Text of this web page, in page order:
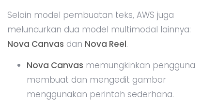
Selain model pembuatan teks, AWS juga
meluncurkan dua model multimodal lainnya:
Nova Canvas dan Nova Reel.
Nova Canvas memungkinkan pengguna
membuat dan mengedit gambar
menggunakan perintah sederhana.